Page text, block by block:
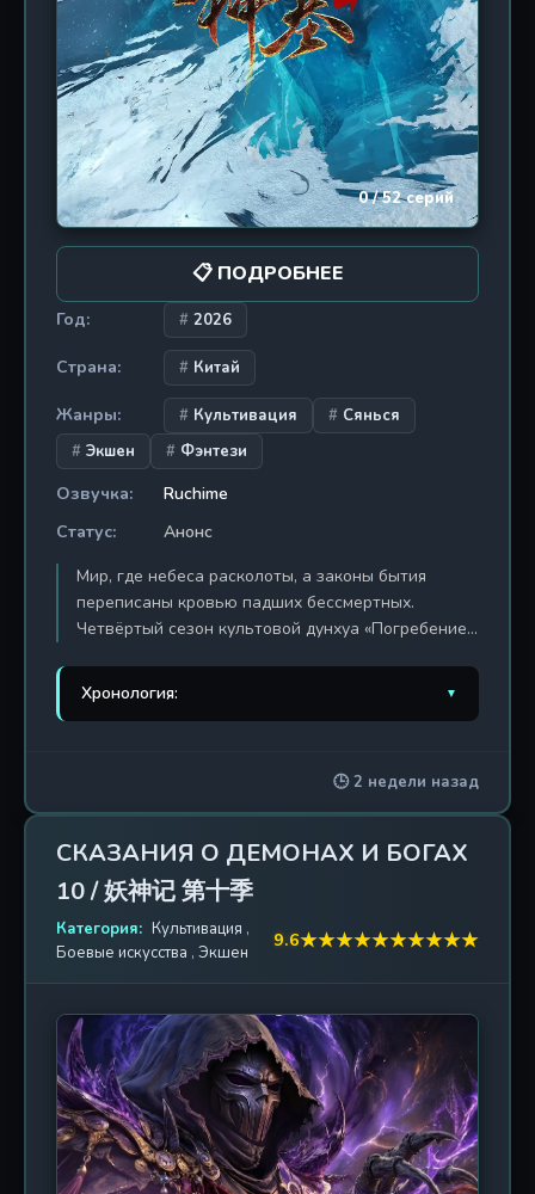
0 / 52 серий
📋 ПОДРОБНЕЕ
Год: 2026
Страна: Китай
Жанры: Культивация
Сянься
Экшен
Фэнтези
Озвучка:
Ruchime
Статус:
Анонс
Мир, где небеса расколоты, а законы бытия
переписаны кровью падших бессмертных.
Четвёртый сезон культовой дунхуа «Погребение
пробудившегося из тысячелетнего сна, чтобы
бросить вызов самой судьбе. В этом сезоне
веках, возвращаются из Небесной тюрьмы, чтобы
потребовать свою долю власти. Чэнь Нань,
владеющий силой Разрушителя, вынужден
вступить в смертельную схватку не только с
могущественными кланами культиваторов, но и с
собственным проклятием, которое грозит
поглотить его душу. Вместе с верным духом-
Мёртвых врат, где время течёт вспять, а каждый
шаг может стать последним. Сезон изобилует
зрелищными сражениями: от небесных дуэлей на
уровне Дао до сокрушительных битв целых
армий. Студия Haoliners Animation вложила в
визуальный ряд всю мощь современной
китайской анимации: плавная боевая
Хронология: ▼
2024 г. / 26 эп.
3. Гробница богов 3 2025 г. / 52 эп.
4. Гробница богов 4
🕒 2 недели назад
СКАЗАНИЯ О ДЕМОНАХ И БОГАХ
10 / 妖神记 第十季
Категория: Культивация ,
Боевые искусства , Экшен
9.6★★★★★★★★★★